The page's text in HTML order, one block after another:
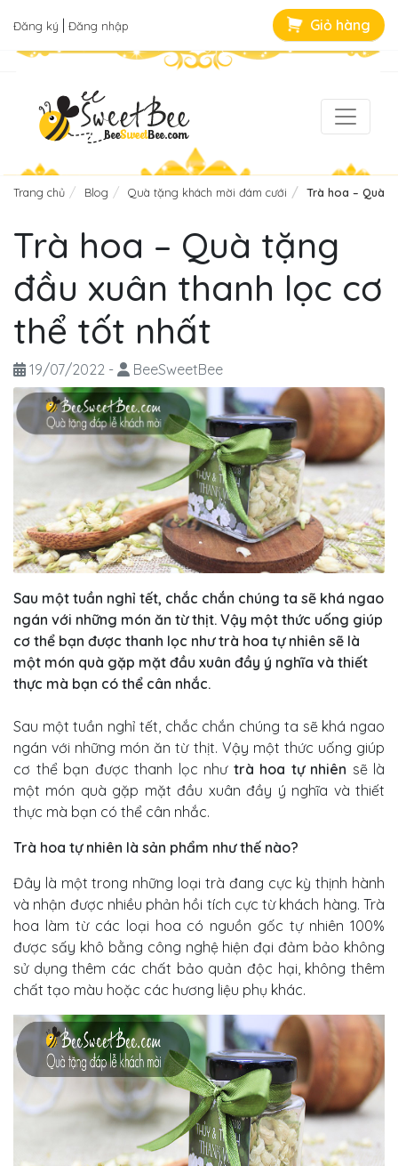
Đăng ký Đăng nhập Giỏ hàng
Trang chủ Blog Quà tặng khách mời đám cưới Trà hoa – Quà
Trà hoa – Quà tặng
đầu xuân thanh lọc cơ
thể tốt nhất
19/07/2022 - BeeSweetBee
Sau một tuần nghỉ tết, chắc chắn chúng ta sẽ khá ngao
ngán với những món ăn từ thịt. Vậy một thức uống giúp
cơ thể bạn được thanh lọc như trà hoa tự nhiên sẽ là
một món quà gặp mặt đầu xuân đầy ý nghĩa và thiết
thực mà bạn có thể cân nhắc.
Sau một tuần nghỉ tết, chắc chắn chúng ta sẽ khá ngao
ngán với những món ăn từ thịt. Vậy một thức uống giúp
cơ thể bạn được thanh lọc như trà hoa tự nhiên sẽ là
một món quà gặp mặt đầu xuân đầy ý nghĩa và thiết
thực mà bạn có thể cân nhắc.
Trà hoa tự nhiên là sản phẩm như thế nào?
Đây là một trong những loại trà đang cực kỳ thịnh hành
và nhận được nhiều phản hồi tích cực từ khách hàng. Trà
hoa làm từ các loại hoa có nguồn gốc tự nhiên 100%
được sấy khô bằng công nghệ hiện đại đảm bảo không
sử dụng thêm các chất bảo quản độc hại, không thêm
chất tạo màu hoặc các hương liệu phụ khác.